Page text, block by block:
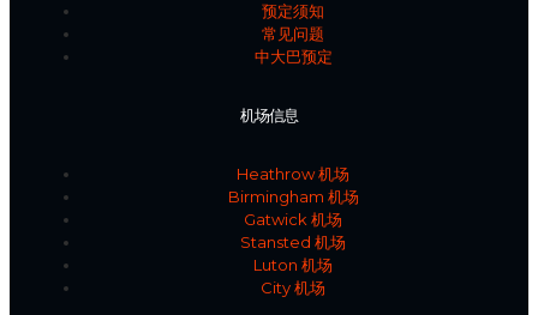
预定须知
常见问题
中大巴预定
机场信息
Heathrow 机场
Birmingham 机场
Gatwick 机场
Stansted 机场
Luton 机场
City 机场